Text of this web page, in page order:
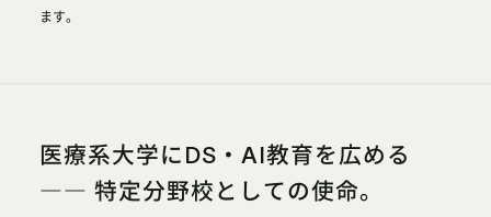
ます。
医療系大学にDS・AI教育を広める
―― 特定分野校としての使命。